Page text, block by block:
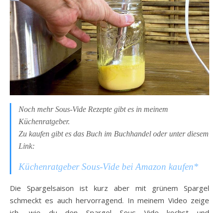
Noch mehr Sous-Vide Rezepte gibt es in meinem
Küchenratgeber.
Zu kaufen gibt es das Buch im Buchhandel oder unter diesem
Link:
Küchenratgeber Sous-Vide bei Amazon kaufen*
Die Spargelsaison ist kurz aber mit grünem Spargel
schmeckt es auch hervorragend. In meinem Video zeige